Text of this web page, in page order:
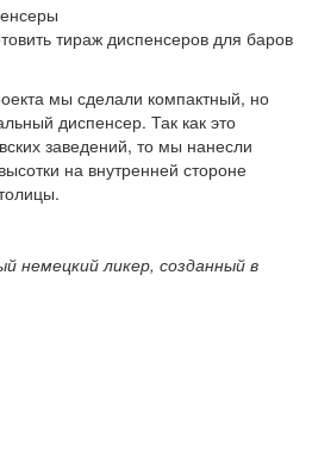
тираж диспенсеров для баров
мы сделали компактный, но
диспенсер. Так как это
заведений, то мы нанесли
на внутренней стороне
немецкий ликер, созданный в